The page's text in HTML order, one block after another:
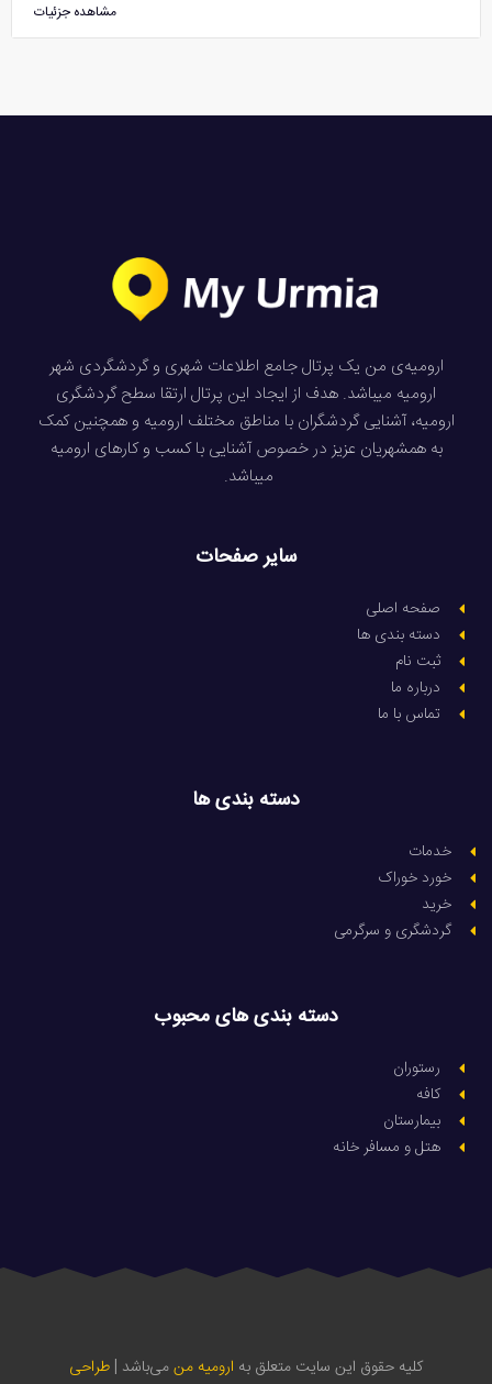
مشاهده جزئیات
ارومیه‌ی من یک پرتال جامع اطلاعات شهری و گردشگردی شهر
ارومیه میباشد. هدف از ایجاد این پرتال ارتقا سطح گردشگری
ارومیه، آشنایی گردشگران با مناطق مختلف ارومیه و همچنین کمک
به همشهریان عزیز در خصوص آشنایی با کسب و کارهای ارومیه
میباشد.
سایر صفحات
صفحه اصلی
دسته بندی ها
ثبت نام
درباره ما
تماس با ما
دسته بندی ها
خدمات
خورد خوراک
خرید
گردشگری و سرگرمی
دسته بندی های محبوب
رستوران
کافه
بیمارستان
هتل و مسافر خانه
کلیه حقوق این سایت متعلق به ارومیه منمی‌باشد | طراحی